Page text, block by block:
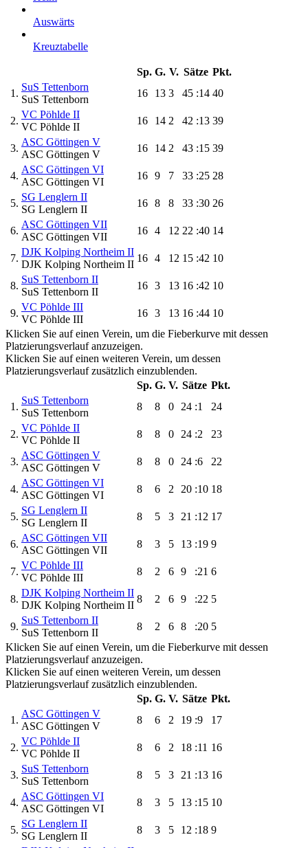
Auswärts
Kreuztabelle
Sp. G. V. Sätze Pkt.
1.
SuS Tettenborn
SuS Tettenborn
16 13 3 45 :14 40
2.
VC Pöhlde II
VC Pöhlde II
16 14 2 42 :13 39
3.
ASC Göttingen V
ASC Göttingen V
16 14 2 43 :15 39
4.
ASC Göttingen VI
ASC Göttingen VI
16 9 7 33 :25 28
5.
SG Lenglern II
SG Lenglern II
16 8 8 33 :30 26
6.
ASC Göttingen VII
ASC Göttingen VII
16 4 12 22 :40 14
7.
DJK Kolping Northeim II
DJK Kolping Northeim II
16 4 12 15 :42 10
8.
SuS Tettenborn II
SuS Tettenborn II
16 3 13 16 :42 10
9.
VC Pöhlde III
VC Pöhlde III
16 3 13 16 :44 10
Klicken Sie auf einen Verein, um die Fieberkurve mit dessen
Platzierungsverlauf anzuzeigen.
Klicken Sie auf einen weiteren Verein, um dessen
Platzierungsverlauf zusätzlich einzublenden.
Sp. G. V. Sätze Pkt.
1.
SuS Tettenborn
SuS Tettenborn
8 8 0 24 :1 24
2.
VC Pöhlde II
VC Pöhlde II
8 8 0 24 :2 23
3.
ASC Göttingen V
ASC Göttingen V
8 8 0 24 :6 22
4.
ASC Göttingen VI
ASC Göttingen VI
8 6 2 20 :10 18
5.
SG Lenglern II
SG Lenglern II
8 5 3 21 :12 17
6.
ASC Göttingen VII
ASC Göttingen VII
8 3 5 13 :19 9
7.
VC Pöhlde III
VC Pöhlde III
8 2 6 9 :21 6
8.
DJK Kolping Northeim II
DJK Kolping Northeim II
8 2 6 9 :22 5
9.
SuS Tettenborn II
SuS Tettenborn II
8 2 6 8 :20 5
Klicken Sie auf einen Verein, um die Fieberkurve mit dessen
Platzierungsverlauf anzuzeigen.
Klicken Sie auf einen weiteren Verein, um dessen
Platzierungsverlauf zusätzlich einzublenden.
Sp. G. V. Sätze Pkt.
1.
ASC Göttingen V
ASC Göttingen V
8 6 2 19 :9 17
2.
VC Pöhlde II
VC Pöhlde II
8 6 2 18 :11 16
3.
SuS Tettenborn
SuS Tettenborn
8 5 3 21 :13 16
4.
ASC Göttingen VI
ASC Göttingen VI
8 3 5 13 :15 10
5.
SG Lenglern II
SG Lenglern II
8 3 5 12 :18 9